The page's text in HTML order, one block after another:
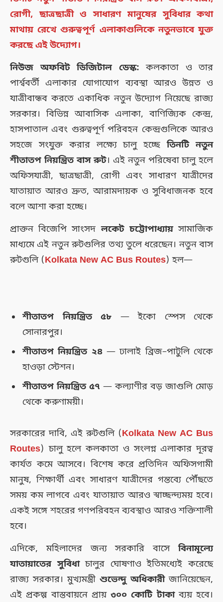
রোগী, ছাত্রছাত্রী ও সাধারণ মানুষের সুবিধার কথা
মাথায় রেখে গুরুত্বপূর্ণ এলাকাগুলিকে নতুনভাবে যুক্ত
করছে এই উদ্যোগ।
নিউজ অফবিট ডিজিটাল ডেস্ক: কলকাতা ও তার
পার্শ্ববর্তী এলাকার যোগাযোগ ব্যবস্থা আরও উন্নত ও
যাত্রীবান্ধব করতে একাধিক নতুন উদ্যোগ নিয়েছে রাজ্য
সরকার। বিভিন্ন আবাসিক এলাকা, বাণিজ্যিক কেন্দ্র,
হাসপাতাল এবং গুরুত্বপূর্ণ পরিবহন কেন্দ্রগুলিকে আরও
সহজে সংযুক্ত করার লক্ষ্যে চালু হচ্ছেতিনটি নতুন
শীতাতপ নিয়ন্ত্রিত বাস রুট। এই নতুন পরিষেবা চালু হলে
অফিসযাত্রী, ছাত্রছাত্রী, রোগী এবং সাধারণ যাত্রীদের
যাতায়াত আরও দ্রুত, আরামদায়ক ও সুবিধাজনক হবে
বলে আশা করা হচ্ছে।
প্রাক্তন বিজেপি সাংসদলকেট চট্টোপাধ্যায়সামাজিক
মাধ্যমে এই নতুন রুটগুলির তথ্য তুলে ধরেছেন। নতুন বাস
রুটগুলি (Kolkata New AC Bus Routes) হল—
শীতাতপ নিয়ন্ত্রিত ৫৮ — ইকো স্পেস থেকে
সোনারপুর।
শীতাতপ নিয়ন্ত্রিত ২৪— ঢালাই ব্রিজ–পাটুলি থেকে
হাওড়া স্টেশন।
শীতাতপ নিয়ন্ত্রিত ৫৭ — কল্যাণীর বড় জাগুলি মোড়
থেকে করুণাময়ী।
সরকারের দাবি, এই রুটগুলি (Kolkata New AC Bus
Routes) চালু হলে কলকাতা ও সংলগ্ন এলাকার দূরত্ব
কার্যত কমে আসবে। বিশেষ করে প্রতিদিন অফিসগামী
মানুষ, শিক্ষার্থী এবং সাধারণ যাত্রীদের গন্তব্যে পৌঁছতে
সময় কম লাগবে এবং যাতায়াত আরও স্বাচ্ছন্দ্যময় হবে।
একই সঙ্গে শহরের গণপরিবহন ব্যবস্থাও আরও শক্তিশালী
হবে।
এদিকে, মহিলাদের জন্য সরকারি বাসেবিনামূল্যে
যাতায়াতের সুবিধাচালুর ঘোষণাও ইতিমধ্যেই করেছে
রাজ্য সরকার। মুখ্যমন্ত্রী শুভেন্দু অধিকারীজানিয়েছেন,
এই প্রকল্প বাস্তবায়নে প্রায় ৩০০ কোটি টাকাব্যয় হবে।